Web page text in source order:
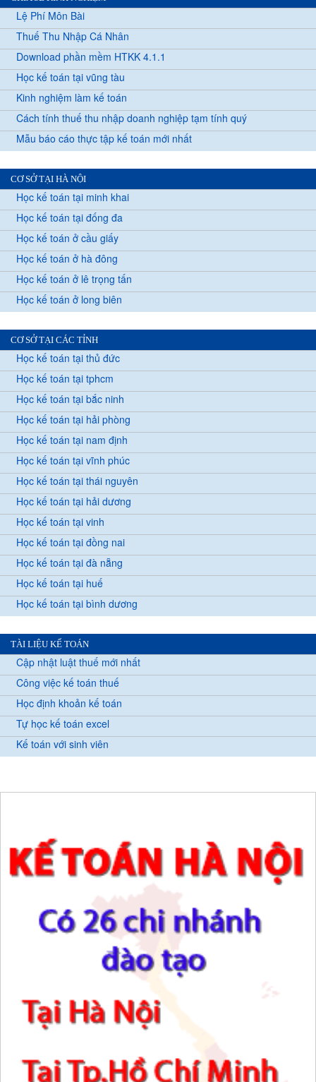
Lệ Phí Môn Bài
Thuế Thu Nhập Cá Nhân
Download phần mềm HTKK 4.1.1
Học kế toán tại vũng tàu
Kinh nghiệm làm kế toán
Cách tính thuế thu nhập doanh nghiệp tạm tính quý
Mẫu báo cáo thực tập kế toán mới nhất
CƠ SỞ TẠI HÀ NỘI
Học kế toán tại minh khai
Học kế toán tại đống đa
Học kế toán ở cầu giấy
Học kế toán ở hà đông
Học kế toán ở lê trọng tấn
Học kế toán ở long biên
CƠ SỞ TẠI CÁC TỈNH
Học kế toán tại thủ đức
Học kế toán tại tphcm
Học kế toán tại bắc ninh
Học kế toán tại hải phòng
Học kế toán tại nam định
Học kế toán tại vĩnh phúc
Học kế toán tại thái nguyên
Học kế toán tại hải dương
Học kế toán tại vinh
Học kế toán tại đồng nai
Học kế toán tại đà nẵng
Học kế toán tại huế
Học kế toán tại bình dương
TÀI LIỆU KẾ TOÁN
Cập nhật luật thuế mới nhất
Công việc kế toán thuế
Học định khoản kế toán
Tự học kế toán excel
Kế toán với sinh viên